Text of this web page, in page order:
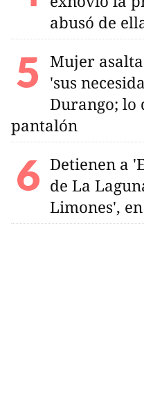
abusó de
Mujer
'sus
Durango; lo
pantalón
Detienen a
de La
Limones',